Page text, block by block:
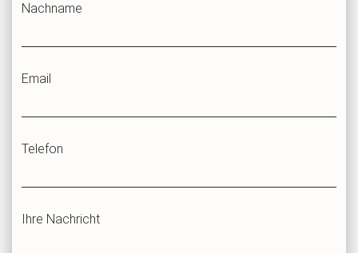
Nachname
Email
Telefon
Ihre Nachricht